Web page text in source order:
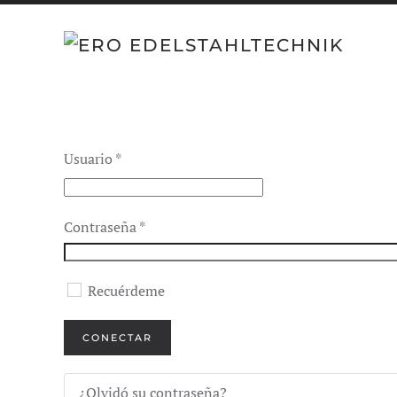
Usuario *
Contraseña*
Recuérdeme
CONECTAR
¿Olvidó su contraseña?